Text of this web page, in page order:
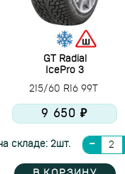
GT Radial
IcePro 3
215/60 R16 99T
9 650 ₽
складе: 2шт.